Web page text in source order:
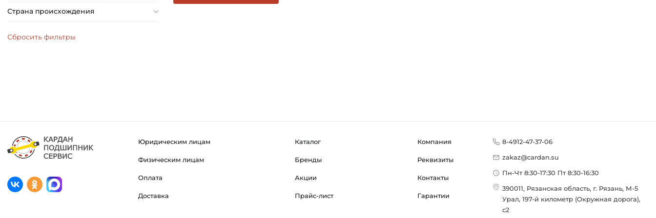
Страна происхождения
Юридическим лицам
Физическим лицам
Оплата
Доставка
Каталог
Бренды
Акции
Прайс-лист
Компания
Реквизиты
Контакты
Гарантии
8-4912-47-37-06
zakaz@cardan.su
Пн-Чт 8:30-17:30 Пт 8:30-16:30
390011, Рязанская область, г. Рязань, М-5
Урал, 197-й километр (Окружная дорога),
с2